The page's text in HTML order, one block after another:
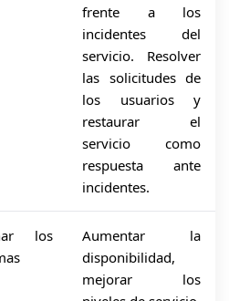
frente a los
incidentes del
servicio. Resolver
las solicitudes de
los usuarios y
restaurar el
servicio como
respuesta ante
incidentes.
los
Aumentar la
disponibilidad,
mejorar los